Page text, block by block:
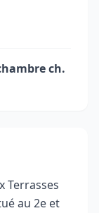
ch.
Terrasses
au 2e et